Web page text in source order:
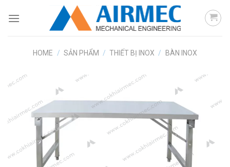
HOME / SẢN PHẨM / THIẾT BỊ INOX / BÀN INOX